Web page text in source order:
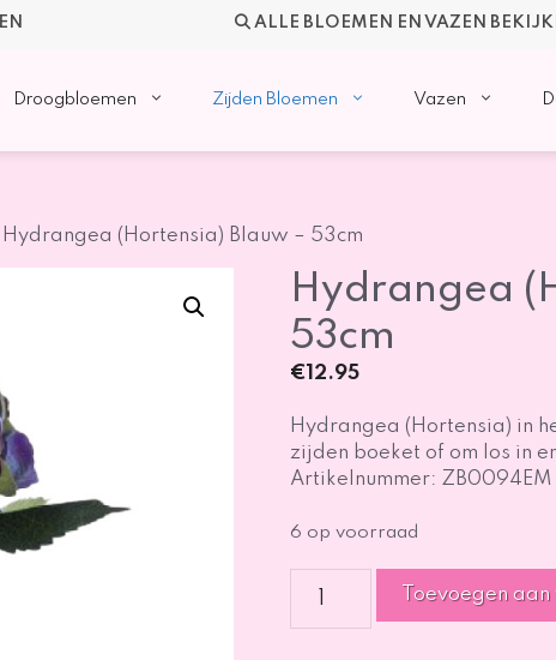
ALLE BLOEMEN EN VAZEN
Droogbloemen Zijden Bloemen Vazen
(Hortensia) Blauw – 53cm
Hydrangea
53cm
€12.95
Hydrangea (Hortensia) in
zijden boeket of om los in
Artikelnummer: ZB0094EM
6 op voorraad
(Hortensia)
Blauw
Toevoegen